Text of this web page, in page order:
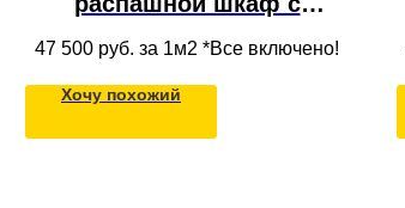
полками из МДФ
47 500 руб. за 1м2 *Все включено!
Хочу похожий